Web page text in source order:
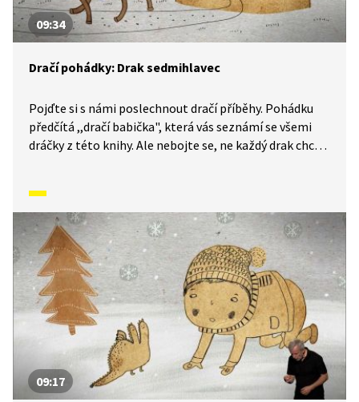
09:34
Dračí pohádky: Drak sedmihlavec
Pojďte si s námi poslechnout dračí příběhy. Pohádku
předčítá ,,dračí babička", která vás seznámí se všemi
dráčky z této knihy. Ale nebojte se, ne každý drak chce
pojďte přesvědčit.
09:17